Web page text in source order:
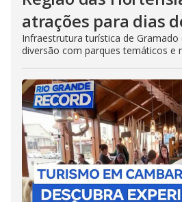
atrações para dias
Infraestrutura turística de Gramado
diversão com parques temáticos e